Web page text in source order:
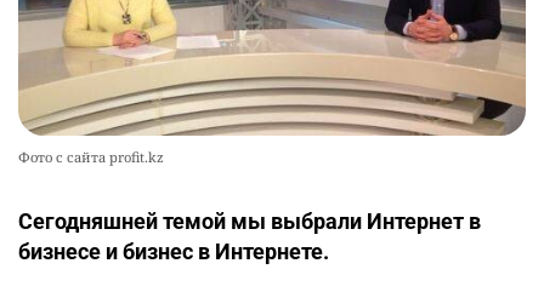
Фото с сайта profit.kz
Сегодняшней темой мы выбрали Интернет в
бизнесе и бизнес в Интернете.